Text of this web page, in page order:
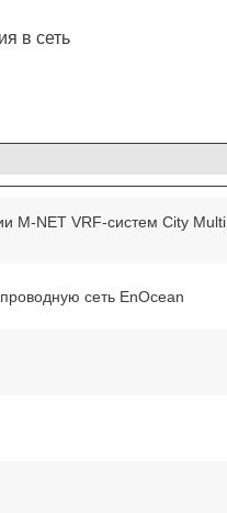
в сеть
M-NET VRF-систем City Multi
сеть EnOcean